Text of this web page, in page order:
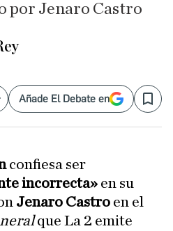
por Jenaro Castro
Añade El Debate en Save
confiesa ser
incorrecta» en su
Jenaro Castro en el
que La 2 emite